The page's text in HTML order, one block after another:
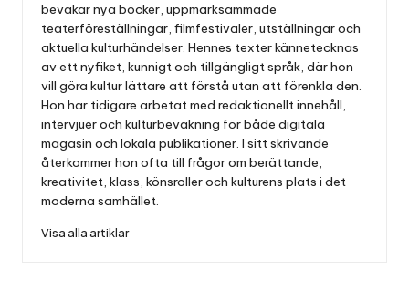
bevakar nya böcker, uppmärksammade
teaterföreställningar, filmfestivaler, utställningar och
aktuella kulturhändelser. Hennes texter kännetecknas
av ett nyfiket, kunnigt och tillgängligt språk, där hon
vill göra kultur lättare att förstå utan att förenkla den.
Hon har tidigare arbetat med redaktionellt innehåll,
intervjuer och kulturbevakning för både digitala
magasin och lokala publikationer. I sitt skrivande
återkommer hon ofta till frågor om berättande,
kreativitet, klass, könsroller och kulturens plats i det
moderna samhället.
Visa alla artiklar